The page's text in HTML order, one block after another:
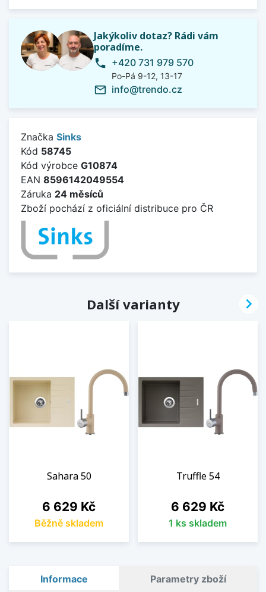
Jakýkoliv dotaz? Rádi vám
poradíme.
phone +420 731 979 570
Po-Pá 9-12, 13-17
mail_outline info@trendo.cz
Značka Sinks
Kód 58745
Kód výrobce G10874
EAN 8596142049554
Záruka 24 měsíců
Zboží pochází z oficiální distribuce pro ČR
Další varianty
Sahara 50
Cena
6 629 Kč
Běžně skladem
Truffle 54
Cena
6 629 Kč
1 ks skladem

Informace Parametry zboží